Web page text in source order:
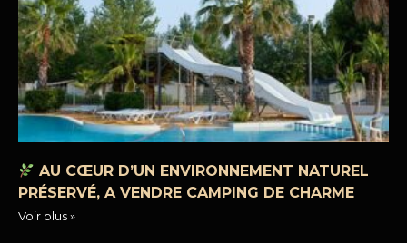
AU CŒUR D’UN ENVIRONNEMENT NATUREL
PRÉSERVÉ, A VENDRE CAMPING DE CHARME
Voir plus »